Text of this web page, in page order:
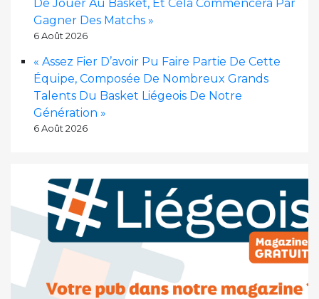
De Jouer Au Basket, Et Cela Commencera Par
Gagner Des Matchs »
6 Août 2026
« Assez Fier D’avoir Pu Faire Partie De Cette
Équipe, Composée De Nombreux Grands
Talents Du Basket Liégeois De Notre
Génération »
6 Août 2026